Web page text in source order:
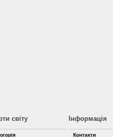
світу Інформація
Контакти